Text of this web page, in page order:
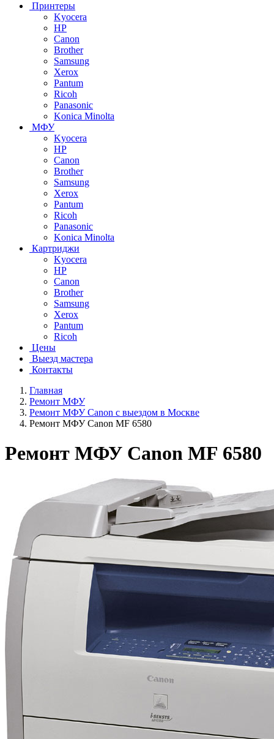
Принтеры
Kyocera
HP
Canon
Brother
Samsung
Xerox
Pantum
Ricoh
Panasonic
Konica Minolta
МФУ
Kyocera
HP
Canon
Brother
Samsung
Xerox
Pantum
Ricoh
Panasonic
Konica Minolta
Картриджи
Kyocera
HP
Canon
Brother
Samsung
Xerox
Pantum
Ricoh
Цены
Выезд мастера
Контакты
Главная
Ремонт МФУ
Ремонт МФУ Canon с выездом в Москве
Ремонт МФУ Canon MF 6580
Ремонт МФУ Canon MF 6580